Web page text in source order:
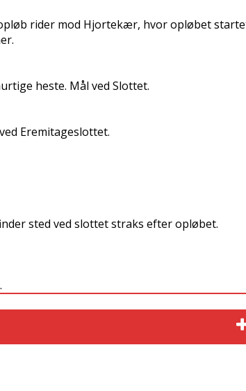
rider mod Hjortekær, hvor opløbet
heste. Mål ved Slottet.
Eremitageslottet.
sted ved slottet straks efter opløbet.